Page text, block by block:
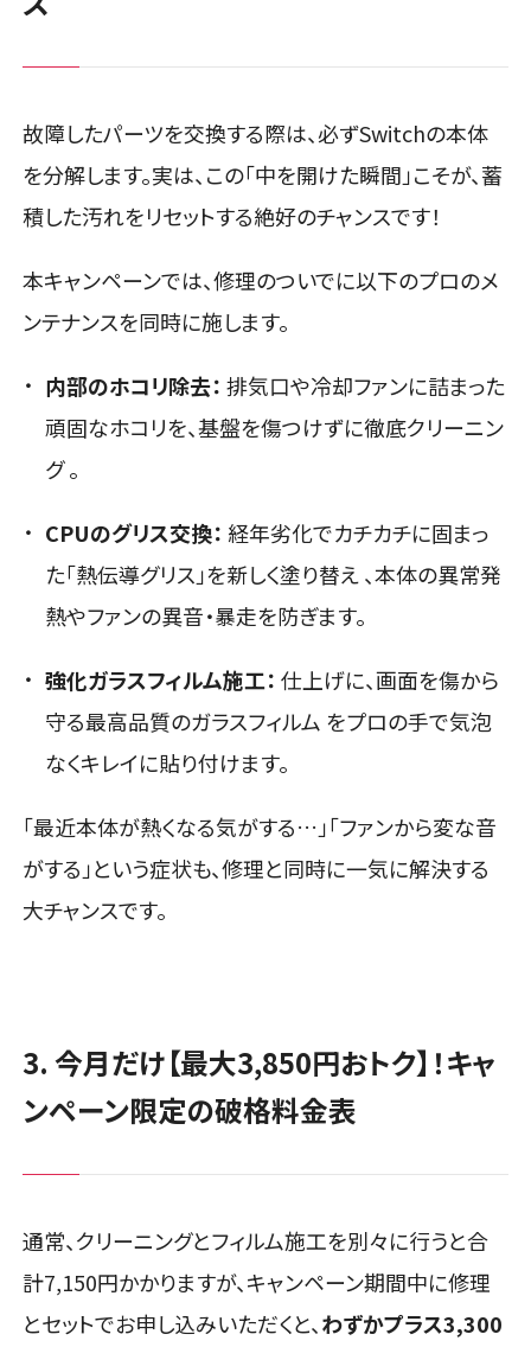
故障したパーツを交換する際は、必ずSwitchの本体
を分解します。実は、この「中を開けた瞬間」こそが、蓄
積した汚れをリセットする絶好のチャンスです！
本キャンペーンでは、修理のついでに以下のプロのメ
ンテナンスを同時に施します。
内部のホコリ除去： 排気口や冷却ファンに詰まった
頑固なホコリを、基盤を傷つけずに徹底クリーニン
グ。
CPUのグリス交換： 経年劣化でカチカチに固まっ
た「熱伝導グリス」を新しく塗り替え 、本体の異常発
熱やファンの異音・暴走を防ぎます。
強化ガラスフィルム施工： 仕上げに、画面を傷から
守る最高品質のガラスフィルム をプロの手で気泡
なくキレイに貼り付けます。
「最近本体が熱くなる気がする…」「ファンから変な音
がする」という症状も、修理と同時に一気に解決する
大チャンスです。
3. 今月だけ【最大3,850円おトク】！キャ
ンペーン限定の破格料金表
通常、クリーニングとフィルム施工を別々に行うと合
計7,150円かかりますが、キャンペーン期間中に修理
とセットでお申し込みいただくと、わずかプラス3,300